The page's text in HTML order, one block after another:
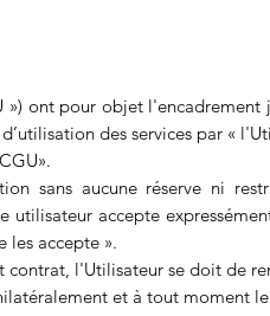
») ont pour objet
des services par «
sans aucune réserve ni
accepte
les accepte ».
l'Utilisateur se doit de
et à tout moment